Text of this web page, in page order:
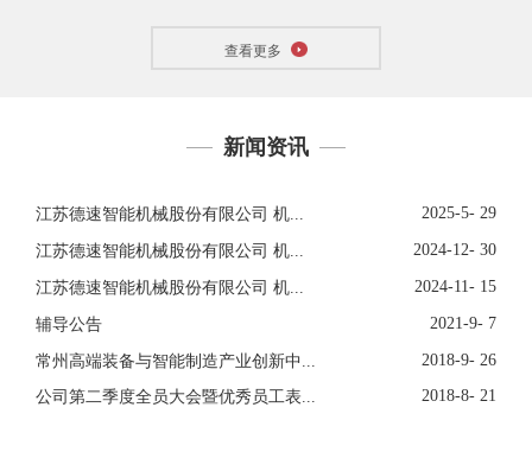
查看更多
新闻资讯
江苏德速智能机械股份有限公司 机... 2025-5- 29
江苏德速智能机械股份有限公司 机... 2024-12- 30
江苏德速智能机械股份有限公司 机... 2024-11- 15
辅导公告 2021-9- 7
常州高端装备与智能制造产业创新中... 2018-9- 26
公司第二季度全员大会暨优秀员工表... 2018-8- 21